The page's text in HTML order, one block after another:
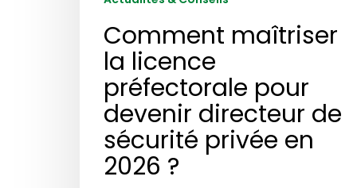
Comment maîtriser
la licence
préfectorale pour
devenir directeur de
sécurité privée en
2026 ?